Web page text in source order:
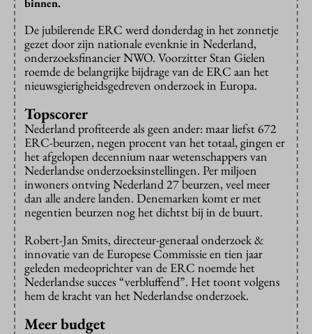
binnen.
De jubilerende ERC werd donderdag in het zonnetje
gezet door zijn nationale evenknie in Nederland,
onderzoeksfinancier NWO. Voorzitter Stan Gielen
roemde de belangrijke bijdrage van de ERC aan het
nieuwsgierigheidsgedreven onderzoek in Europa.
Topscorer
Nederland profiteerde als geen ander: maar liefst 672
ERC-beurzen, negen procent van het totaal, gingen er
het afgelopen decennium naar wetenschappers van
Nederlandse onderzoeksinstellingen. Per miljoen
inwoners ontving Nederland 27 beurzen, veel meer
dan alle andere landen. Denemarken komt er met
negentien beurzen nog het dichtst bij in de buurt.
Robert-Jan Smits, directeur-generaal onderzoek &
innovatie van de Europese Commissie en tien jaar
geleden medeoprichter van de ERC noemde het
Nederlandse succes “verbluffend”. Het toont volgens
hem de kracht van het Nederlandse onderzoek.
Meer budget